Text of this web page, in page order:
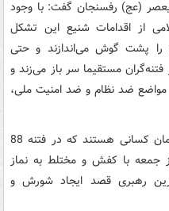
(عج) رفسنجان گفت: با وجود
از اقدامات شنیع این تشکل
را پشت گوش می‌اندازند و حتی
مستقیما سر باز می‌زند و
مواضع ضد نظام و ضد امنیت ملی،
وی اذعان داشت: این افراد دنباله‌رو همان کسانی هستند که در فتنه 88
جمعه با کفش و مختلط به نماز
رهبری قصد ایجاد شورش و